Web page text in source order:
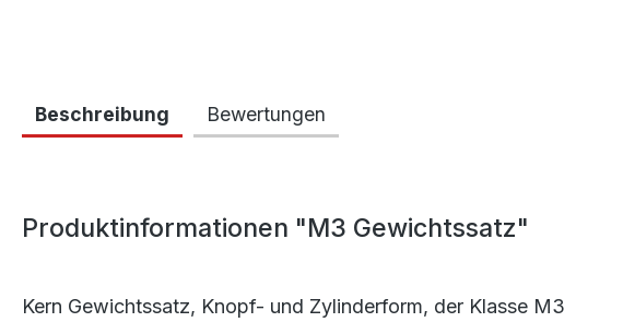
Beschreibung Bewertungen
Produktinformationen "M3 Gewichtssatz"
Kern Gewichtssatz, Knopf- und Zylinderform, der Klasse M3